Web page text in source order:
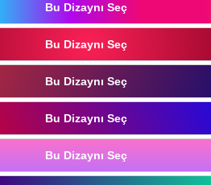
Bu Dizaynı Seç
Bu Dizaynı Seç
Bu Dizaynı Seç
Bu Dizaynı Seç
Bu Dizaynı Seç